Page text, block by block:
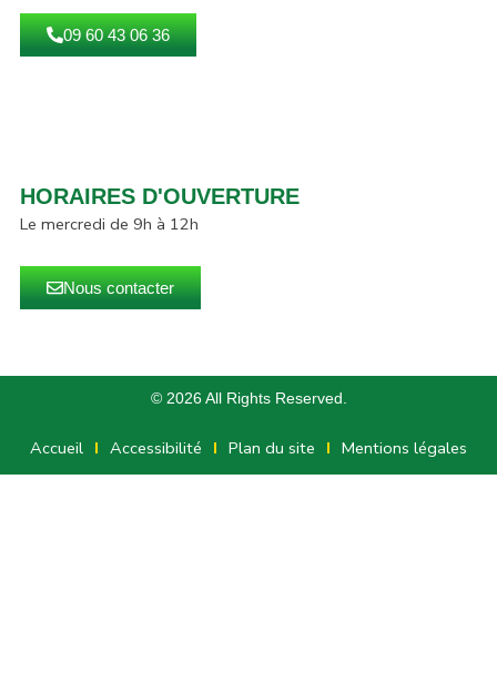
09 60 43 06 36
HORAIRES D'OUVERTURE
Le mercredi de 9h à 12h
Nous contacter
© 2026 All Rights Reserved.
Accueil Accessibilité Plan du site Mentions légales